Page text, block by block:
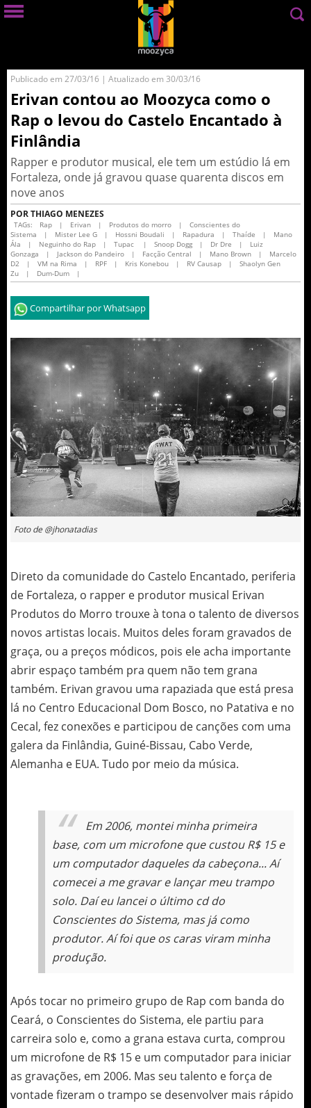
Publicado em 27/03/16 | Atualizado em 30/03/16
Erivan contou ao Moozyca como o
Rap o levou do Castelo Encantado à
Finlândia
Rapper e produtor musical, ele tem um estúdio lá em
Fortaleza, onde já gravou quase quarenta discos em
nove anos
POR THIAGO MENEZES
TAGs: Rap | Erivan | Produtos do morro |
Conscientes do
Sistema
| Mister Lee G | Hossni Boudali | Rapadura | Thaíde |
Mano
Ála
| Neguinho do Rap | Tupac | Snoop Dogg | Dr Dre |
Luiz
Gonzaga
| Jackson do Pandeiro | Facção Central | Mano Brown |
Marcelo
D2
| VM na Rima | RPF | Kris Konebou | RV Causap |
Shaolyn Gen
Zu
| Dum-Dum |
Compartilhar por Whatsapp
Foto de @jhonatadias
Direto da comunidade do Castelo Encantado, periferia
de Fortaleza, o rapper e produtor musical Erivan
Produtos do Morro trouxe à tona o talento de diversos
novos artistas locais. Muitos deles foram gravados de
graça, ou a preços módicos, pois ele acha importante
abrir espaço também pra quem não tem grana
também. Erivan gravou uma rapaziada que está presa
lá no Centro Educacional Dom Bosco, no Patativa e no
Cecal, fez conexões e participou de canções com uma
galera da Finlândia, Guiné-Bissau, Cabo Verde,
Alemanha e EUA. Tudo por meio da música.
Em 2006, montei minha primeira
base, com um microfone que custou R$ 15 e
um computador daqueles dacabeçona... Aí
comecei a me gravar e lançar meu trampo
solo. Daí eu lancei o último cd do
Conscientes do Sistema, mas já como
produtor. Aí foi que os caras viram minha
produção.
Após tocar no primeiro grupo de Rap com banda do
Ceará, o Conscientes do Sistema, ele partiu para
carreira solo e, como a grana estava curta, comprou
um microfone de R$ 15 e um computador para iniciar
as gravações, em 2006. Mas seu talento e força de
vontade fizeram o trampo se desenvolver mais rápido